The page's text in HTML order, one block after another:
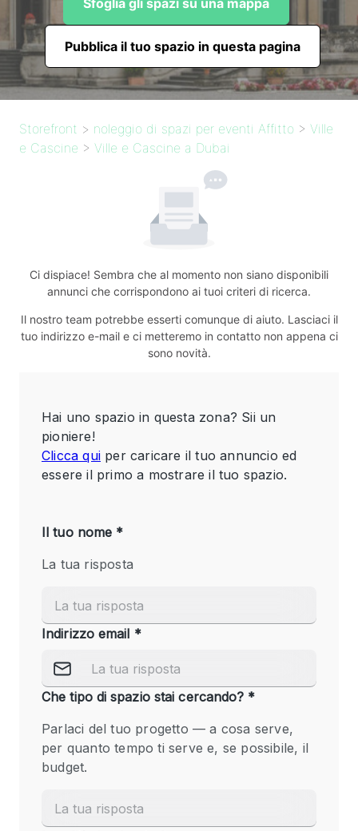
Sfoglia gli spazi su una mappa
Pubblica il tuo spazio in questa pagina
Storefront > noleggio di spazi per eventi Affitto > Ville
e Cascine > Ville e Cascine a Dubai
Ci dispiace! Sembra che al momento non siano disponibili
annunci che corrispondono ai tuoi criteri di ricerca.
Il nostro team potrebbe esserti comunque di aiuto. Lasciaci il
tuo indirizzo e-mail e ci metteremo in contatto non appena ci
sono novità.